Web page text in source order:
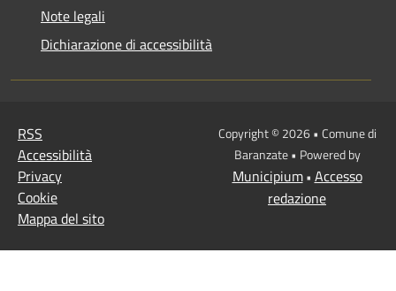
Note legali
Dichiarazione di accessibilità
RSS
Accessibilità
Privacy
Cookie
Mappa del sito
Copyright © 2026 • Comune di
Baranzate • Powered by
Municipium• Accesso
redazione